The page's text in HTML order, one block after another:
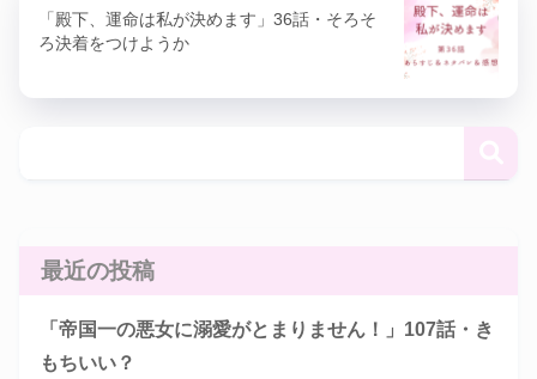
「殿下、運命は私が決めます」36話・そろそ
ろ決着をつけようか
最近の投稿
「帝国一の悪女に溺愛がとまりません！」107話・き
もちいい？